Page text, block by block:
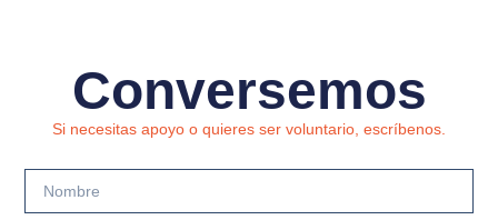
Conversemos
Si necesitas apoyo o quieres ser voluntario, escríbenos.